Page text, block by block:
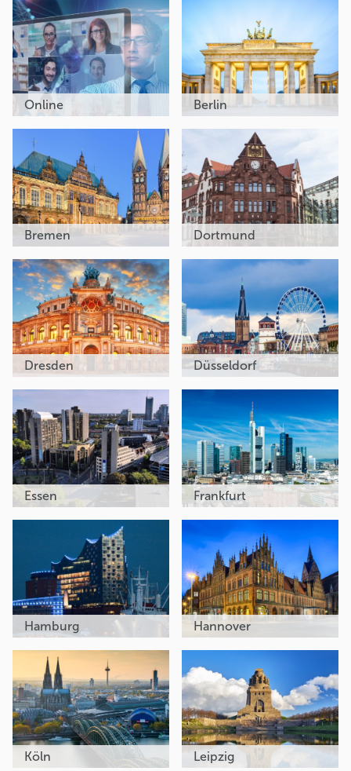
Online Berlin
Bremen Dortmund
Dresden Düsseldorf
Essen Frankfurt
Hamburg Hannover
Köln Leipzig